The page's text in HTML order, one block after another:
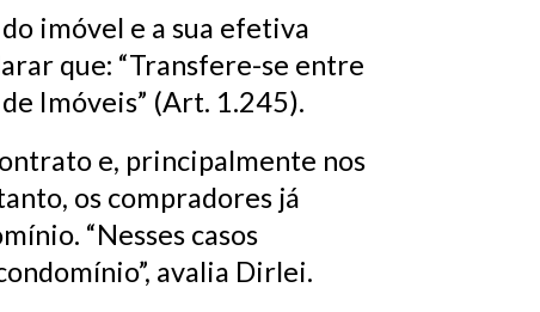
imóvel e a sua efetiva
que: “Transfere-se entre
Imóveis” (Art. 1.245).
e, principalmente nos
os compradores já
“Nesses casos
avalia Dirlei.